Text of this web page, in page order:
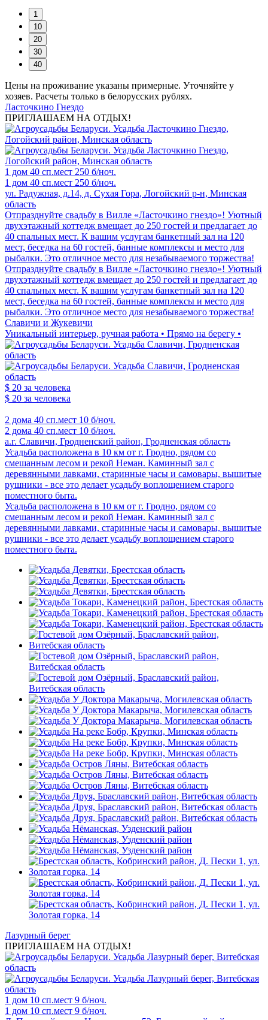
Цены на проживание указаны примерные. Уточняйте у
хозяев. Расчеты только в белорусских рублях.
Ласточкино Гнездо
ПРИГЛАШАЕМ НА ОТДЫХ!
1 дом 40 сп.мест 250 б/ноч.
1 дом 40 сп.мест 250 б/ноч.
ул. Радужная, д.14, д. Сухая Гора, Логойский р-н, Минская
область
Отпразднуйте свадьбу в Вилле «Ласточкино гнездо»! Уютный
двухэтажный коттедж вмещает до 250 гостей и предлагает до
40 спальных мест. К вашим услугам банкетный зал на 120
мест, беседка на 60 гостей, банные комплексы и место для
рыбалки. Это отличное место для незабываемого торжества!
Отпразднуйте свадьбу в Вилле «Ласточкино гнездо»! Уютный
двухэтажный коттедж вмещает до 250 гостей и предлагает до
40 спальных мест. К вашим услугам банкетный зал на 120
мест, беседка на 60 гостей, банные комплексы и место для
рыбалки. Это отличное место для незабываемого торжества!
Славичи и Жукевичи
Уникальный интерьер, ручная работа • Прямо на берегу •
$ 20 за человека
$ 20 за человека
2 дома 40 сп.мест 10 б/ноч.
2 дома 40 сп.мест 10 б/ноч.
а.г. Славичи, Гродненский район, Гродненская область
Усадьба расположена в 10 км от г. Гродно, рядом со
смешанным лесом и рекой Неман. Каминный зал с
деревянными лавками, старинные часы и самовары, вышитые
рушники - все это делает усадьбу воплощением старого
поместного быта.
Усадьба расположена в 10 км от г. Гродно, рядом со
смешанным лесом и рекой Неман. Каминный зал с
деревянными лавками, старинные часы и самовары, вышитые
рушники - все это делает усадьбу воплощением старого
поместного быта.
Лазурный берег
ПРИГЛАШАЕМ НА ОТДЫХ!
1 дом 10 сп.мест 9 б/ноч.
1 дом 10 сп.мест 9 б/ноч.